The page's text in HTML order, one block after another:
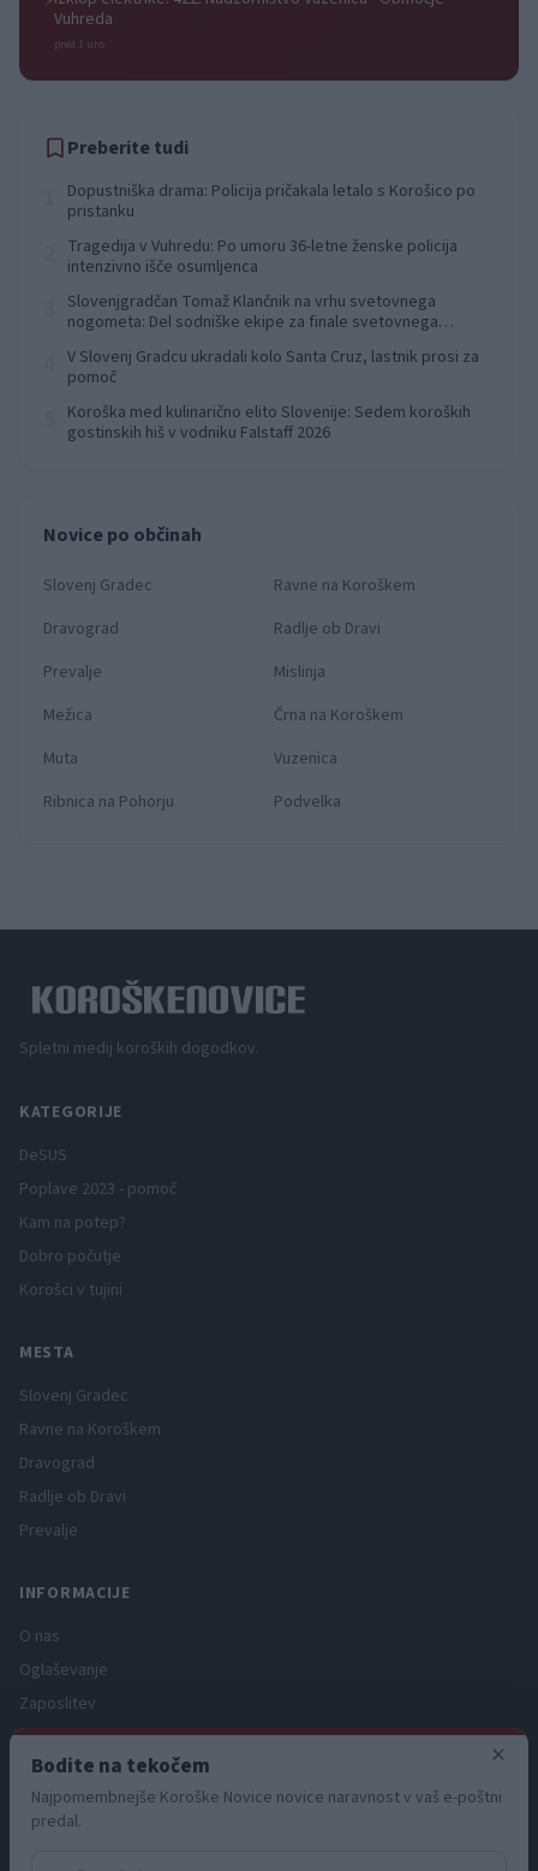
Vuhreda
pred 1 uro
Preberite tudi
Dopustniška drama: Policija pričakala letalo s Korošico po
pristanku
Tragedija v Vuhredu: Po umoru 36-letne ženske policija
intenzivno išče osumljenca
Slovenjgradčan Tomaž Klančnik na vrhu svetovnega
nogometa: Del sodniške ekipe za finale svetovnega
V Slovenj Gradcu ukradali kolo Santa Cruz, lastnik prosi za
pomoč
Koroška med kulinarično elito Slovenije: Sedem koroških
gostinskih hiš v vodniku Falstaff 2026
Novice po občinah
Slovenj Gradec
Ravne na Koroškem
Dravograd
Radlje ob Dravi
Prevalje
Mislinja
Mežica
Črna na Koroškem
Muta
Vuzenica
Ribnica na Pohorju
Podvelka
Spletni medij koroških dogodkov.
KATEGORIJE
DeSUS
Poplave 2023 - pomoč
Kam na potep?
Dobro počutje
Korošci v tujini
MESTA
Slovenj Gradec
Ravne na Koroškem
Dravograd
Radlje ob Dravi
Prevalje
INFORMACIJE
O nas
Oglaševanje
Zaposlitev
Pravno obvestilo
Zasebnost in piškotki
Storitve
×
Bodite na tekočem
Najpomembnejše Koroške Novice novice naravnost v vaš e-poštni
predal.